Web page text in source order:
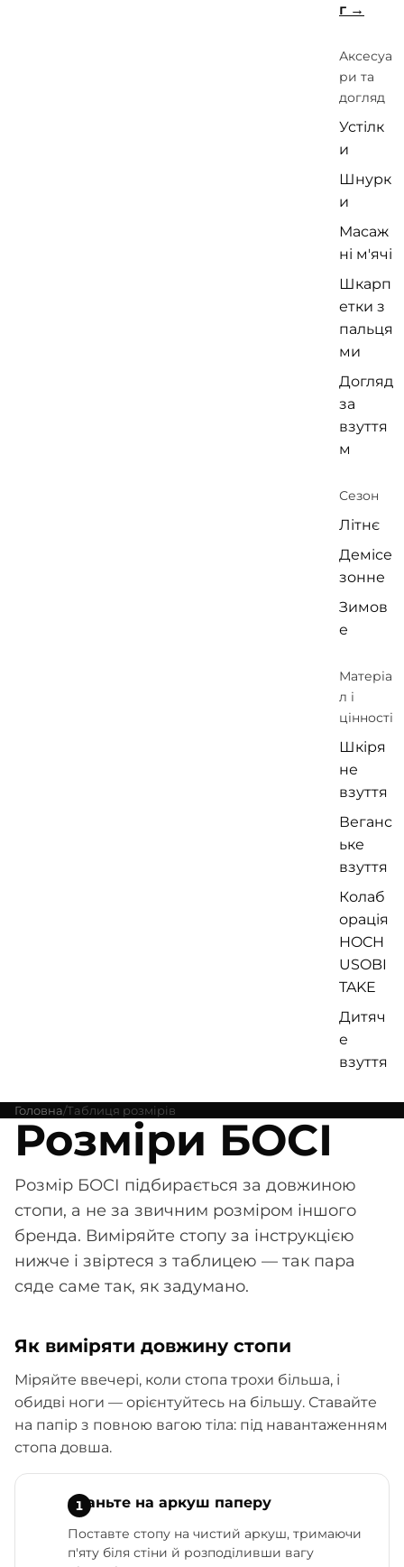
г
Аксесуа
ри та
догляд
Устілк
и
Шнурк
и
Масаж
ні м'ячі
Шкарп
етки з
пальця
ми
Догляд
за
взуття
м
Сезон
Літнє
Демісе
зонне
Зимов
е
Матеріа
л і
цінності
Шкіря
не
взуття
Веганс
ьке
взуття
Колаб
орація
HOCH
USOBI
TAKE
Дитяч
е
взуття
Головна Таблиця розмірів
Розміри БОСІ
Розмір БОСІ підбирається за довжиною
стопи, а не за звичним розміром іншого
бренда. Виміряйте стопу за інструкцією
нижче і звіртеся з таблицею — так пара
сяде саме так, як задумано.
Як виміряти довжину стопи
Міряйте ввечері, коли стопа трохи більша, і
обидві ноги — орієнтуйтесь на більшу. Ставайте
на папір з повною вагою тіла: під навантаженням
стопа довша.
Станьте на аркуш паперу
Поставте стопу на чистий аркуш, тримаючи
п'яту біля стіни й розподіливши вагу